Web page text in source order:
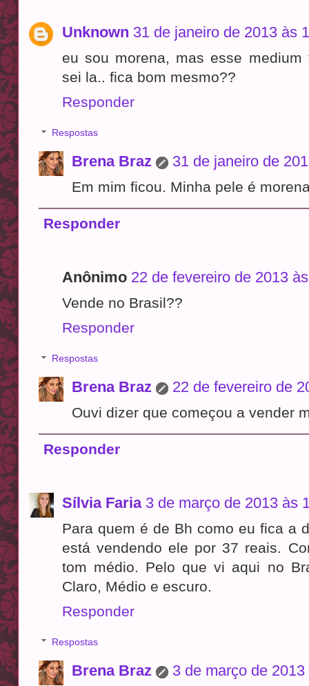
Unknown 31 de janeiro de 2013 às
eu sou morena, mas esse
sei la.. fica bom mesmo??
Responder
Respostas
Brena Braz 31 de janeiro de
Em mim ficou. Minha pele é
Responder
Anônimo 22 de fevereiro de 2013
Vende no Brasil??
Responder
Respostas
Brena Braz 22 de fevereiro de
Ouvi dizer que começou a vender
Responder
Sílvia Faria 3 de março de 2013 às
Para quem é de Bh como eu fica a
está vendendo ele por 37 reais.
tom médio. Pelo que vi aqui no
Claro, Médio e escuro.
Responder
Respostas
Brena Braz 3 de março de